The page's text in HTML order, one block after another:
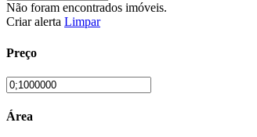
Não foram encontrados imóveis.
Criar alerta Limpar
Preço
Área